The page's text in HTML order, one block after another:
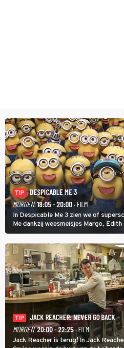
TIP
DESPICABLE ME 3
MORGEN 18:05 - 20:00· FILM
In Despicable Me 3 zien we of
Me dankzij weesmeisjes Margo,
het rechte pad maakte, ook op dat
TIP
JACK REACHER: NEVER GO BACK
MORGEN 20:00 - 22:25· FILM
Jack Reacher is terug! In Jack